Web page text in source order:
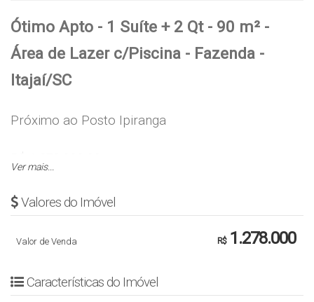
Ótimo Apto - 1 Suíte + 2 Qt - 90 m² -
Área de Lazer c/Piscina - Fazenda -
Itajaí/SC
Próximo ao Posto Ipiranga
Os Valores Podem Sofrer Alterações Sem Aviso
Prévio!!
APARTAMENTO
Ver mais...
Valores do Imóvel
R$1.278.000
Valor de Venda
Características do Imóvel